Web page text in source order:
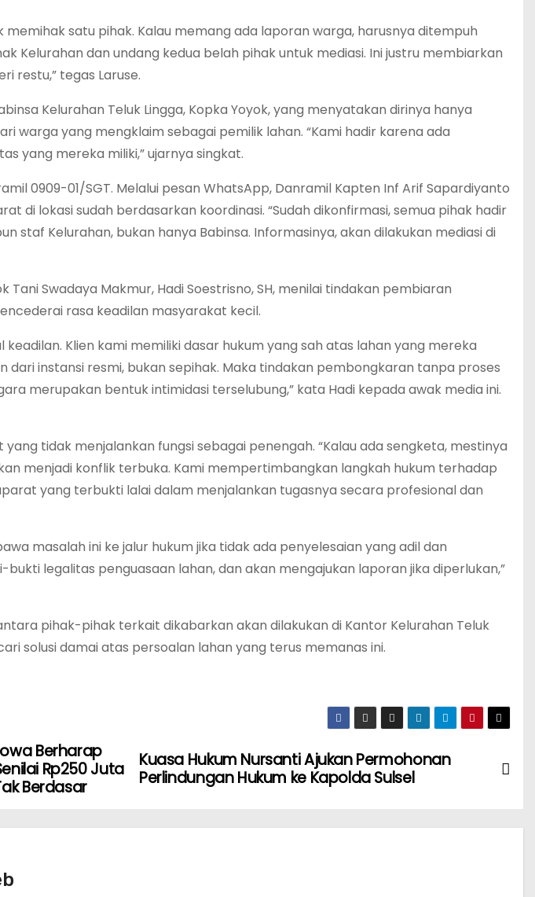
memihak satu pihak. Kalau memang ada laporan warga, harusnya ditempuh
Kelurahan dan undang kedua belah pihak untuk mediasi. Ini justru membiarkan
restu,” tegas Laruse.
Kelurahan Teluk Lingga, Kopka Yoyok, yang menyatakan dirinya hanya
warga yang mengklaim sebagai pemilik lahan. “Kami hadir karena ada
yang mereka miliki,” ujarnya singkat.
0909-01/SGT. Melalui pesan WhatsApp, Danramil Kapten Inf Arif Sapardiyanto
di lokasi sudah berdasarkan koordinasi. “Sudah dikonfirmasi, semua pihak hadir
staf Kelurahan, bukan hanya Babinsa. Informasinya, akan dilakukan mediasi di
Tani Swadaya Makmur, Hadi Soestrisno, SH, menilai tindakan pembiaran
rasa keadilan masyarakat kecil.
keadilan. Klien kami memiliki dasar hukum yang sah atas lahan yang mereka
instansi resmi, bukan sepihak. Maka tindakan pembongkaran tanpa proses
merupakan bentuk intimidasi terselubung,” kata Hadi kepada awak media ini.
tidak menjalankan fungsi sebagai penengah. “Kalau ada sengketa, mestinya
menjadi konflik terbuka. Kami mempertimbangkan langkah hukum terhadap
yang terbukti lalai dalam menjalankan tugasnya secara profesional dan
masalah ini ke jalur hukum jika tidak ada penyelesaian yang adil dan
bukti legalitas penguasaan lahan, dan akan mengajukan laporan jika diperlukan,”
pihak-pihak terkait dikabarkan akan dilakukan di Kantor Kelurahan Teluk
solusi damai atas persoalan lahan yang terus memanas ini.
Kuasa Hukum Nursanti Ajukan Permohonan
Perlindungan Hukum ke Kapolda Sulsel
Berharap
Rp250 Juta
Berdasar